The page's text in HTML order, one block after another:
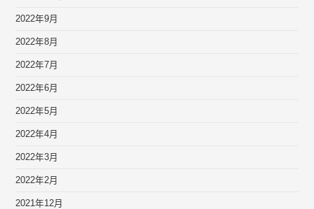
2022年9月
2022年8月
2022年7月
2022年6月
2022年5月
2022年4月
2022年3月
2022年2月
2021年12月